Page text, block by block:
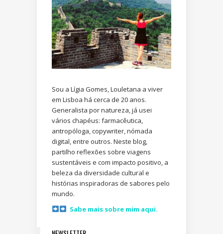
Sou a Lígia Gomes, Louletana a viver
em Lisboa há cerca de 20 anos.
Generalista por natureza, já usei
vários chapéus: farmacêutica,
antropóloga, copywriter, nómada
digital, entre outros. Neste blog,
partilho reflexões sobre viagens
sustentáveis e com impacto positivo, a
beleza da diversidade cultural e
histórias inspiradoras de sabores pelo
mundo.
Sabe mais sobre mim aqui.